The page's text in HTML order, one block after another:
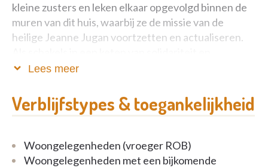
kleine zusters en leken elkaar opgevolgd binnen de
muren van dit huis, waarbij ze de missie van de
heilige Jeanne Jugan voortzetten en actualiseren.
wederzijdse hulp, ondersteunt een talrijk en
Lees meer
Verblijfstypes & toegankelijkheid
Woongelegenheden (vroeger ROB)
Woongelegenheden met een bijkomende